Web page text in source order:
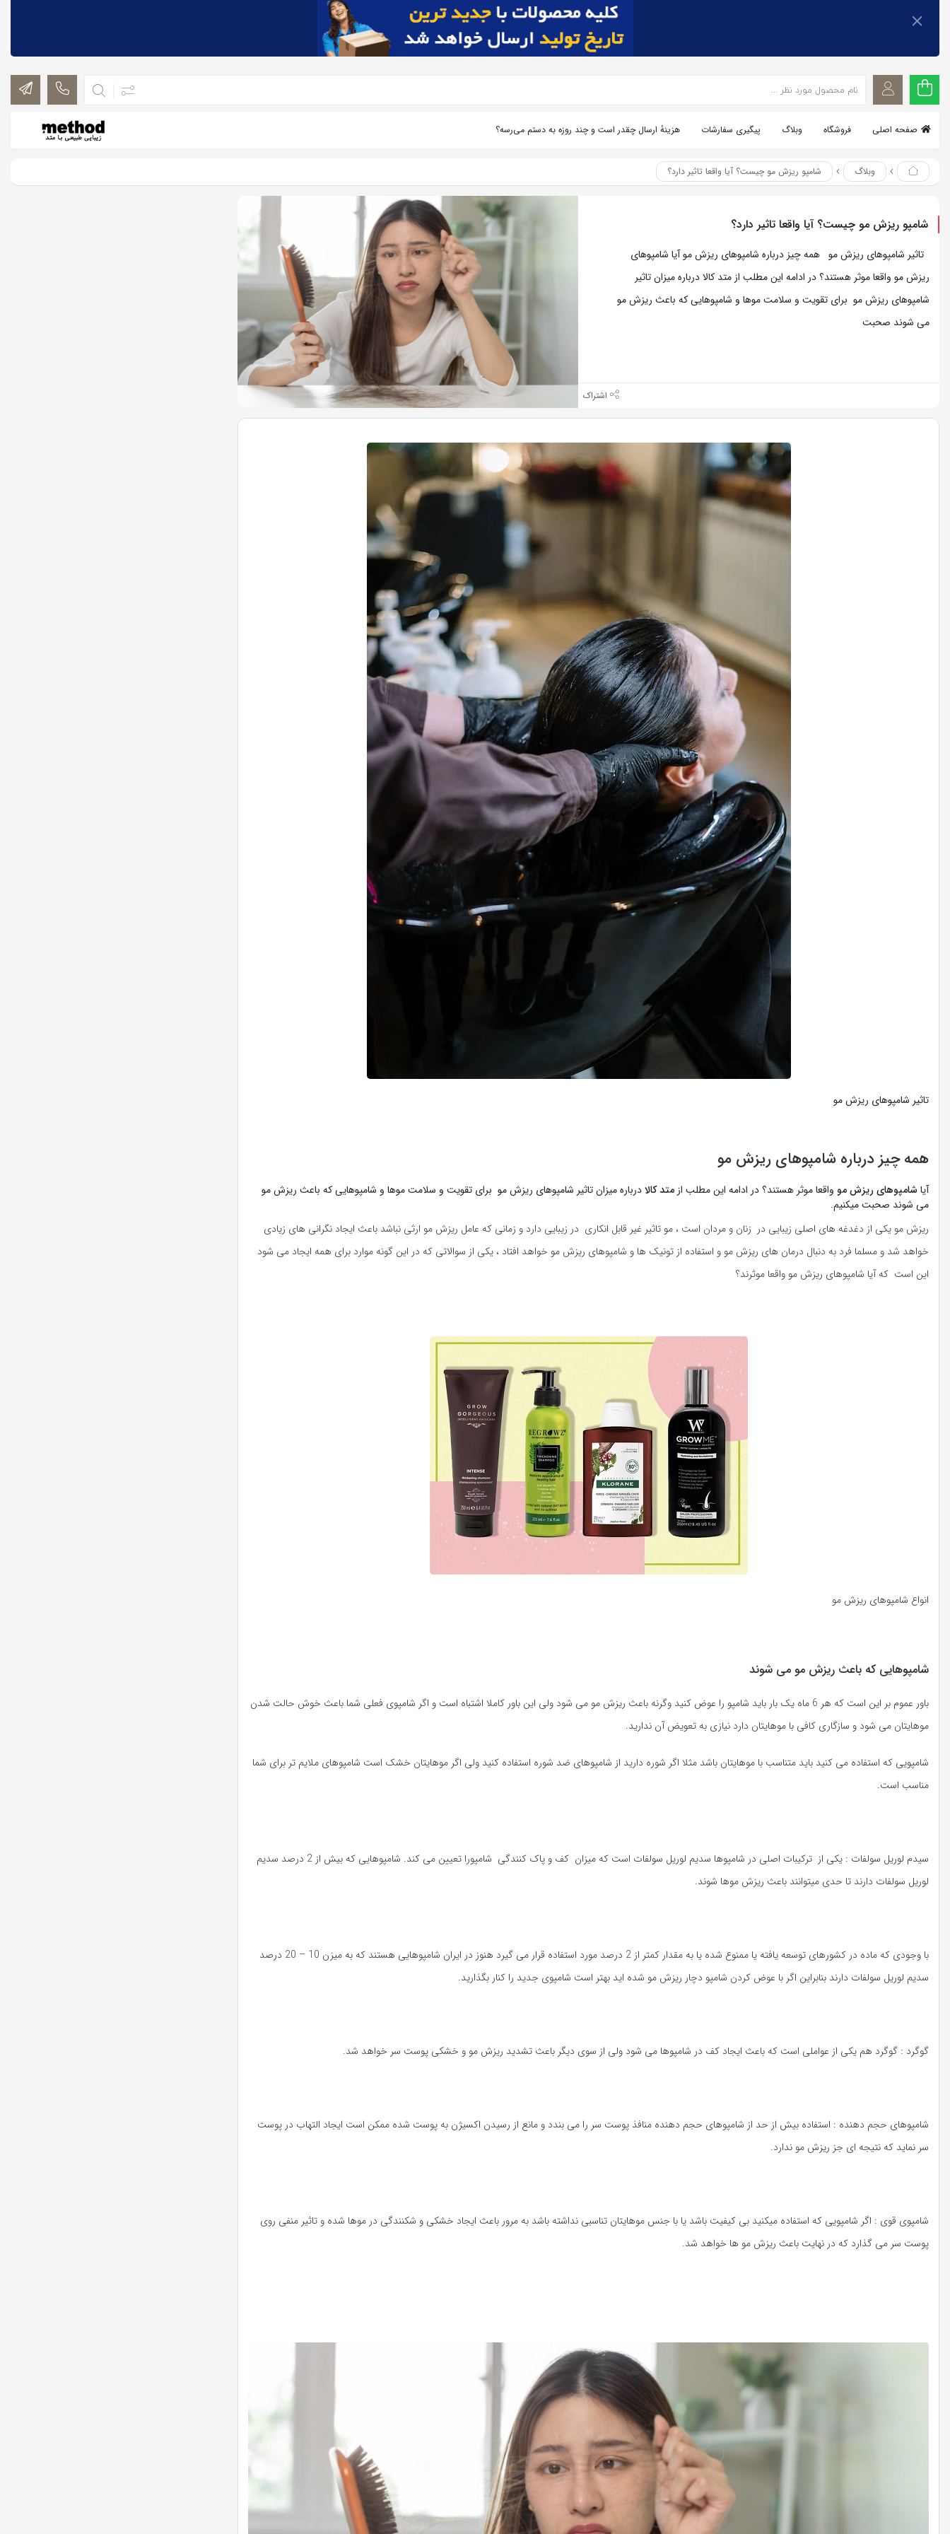
اشتراک گذاری
با استفاده از روش‌های زیر می‌توانید این صفحه را با دوستان خود
به اشتراک بگذارید.
صفحه اصلی
فروشگاه وبلاگ پیگیری سفارشات هزینهٔ ارسال چقدر است و چند روزه به دستم می‌رسه؟
وبلاگ شامپو ریزش مو چیست؟ آیا واقعا تاثیر دارد؟
شامپو ریزش مو چیست؟ آیا واقعا تاثیر دارد؟
تاثیر شامپوهای ریزش مو همه چیز درباره شامپوهای ریزش مو آیا شامپوهای
ریزش مو واقعا موثر هستند؟ در ادامه این مطلب از متد کالا درباره میزان تاثیر
شامپوهای ریزش مو برای تقویت و سلامت موها و شامپوهایی که باعث ریزش مو
می شوند صحبت
اشتراک گذاری
با استفاده از روش‌های زیر می‌توانید این صفحه را با دوستان خود به
اشتراک بگذارید.
تاثیر شامپوهای ریزش مو
همه چیز درباره شامپوهای ریزش مو
آیاشامپوهای ریزش مو واقعا موثر هستند؟ در ادامه این مطلب از متد کالادرباره میزان تاثیر شامپوهای ریزش مو برای تقویت و سلامت موها و شامپوهایی که باعث ریزش مو
می شوند صحبت میکنیم.
ریزش مو یکی از دغدغه های اصلی زیبایی در زنان و مردان است ، مو تاثیر غیر قابل انکاری در زیبایی دارد و زمانی که عامل ریزش مو ارثی نباشد باعث ایجاد نگرانی های زیادی
خواهد شد و مسلما فرد به دنبال درمان های ریزش مو و استفاده از تونیک ها و شامپوهای ریزش مو خواهد افتاد ، یکی از سوالاتی که در این گونه موارد برای همه ایجاد می شود
این است که آیا شامپوهای ریزش مو واقعا موثرند؟
انواع شامپوهای ریزش مو
شامپوهایی که باعث ریزش مو می شوند
باور عموم بر این است که هر 6 ماه یک بار باید شامپو را عوض کنید وگرنه باعث ریزش مو می شود ولی این باور کاملا اشتباه است و اگر شامپوی فعلی شما باعث خوش حالت شدن
موهایتان می شود و سازگاری کافی با موهایتان دارد نیازی به تعویض آن ندارید.
شامپویی که استفاده می کنید باید متناسب با موهایتان باشد مثلا اگر شوره دارید از شامپوهای ضد شوره استفاده کنید ولی اگر موهایتان خشک است شامپوهای ملایم تر برای شما
مناسب است.
سیدم لوریل سولفات : یکی از ترکیبات اصلی در شامپوها سدیم لوریل سولفات است که میزان کف و پاک کنندگی شامپورا تعیین می کند. شامپوهایی که بیش از 2 درصد سدیم
لوریل سولفات دارند تا حدی میتوانند باعث ریزش موها شوند.
با وجودی که ماده در کشورهای توسعه یافته یا ممنوع شده یا به مقدار کمتر از 2 درصد مورد استفاده قرار می گیرد هنوز در ایران شامپوهایی هستند که به میزن 10 – 20 درصد
سدیم لوریل سولفات دارند بنابراین اگر با عوض کردن شامپو دچار ریزش مو شده اید بهتر است شامپوی جدید را کنار بگذارید.
گوگرد : گوگرد هم یکی از عواملی است که باعث ایجاد کف در شامپوها می شود ولی از سوی دیگر باعث تشدید ریزش مو و خشکی پوست سر خواهد شد.
شامپوهای حجم دهنده : استفاده بیش از حد از شامپوهای حجم دهنده منافذ پوست سر را می بندد و مانع از رسیدن اکسیژن به پوست شده ممکن است ایجاد التهاب در پوست
سر نماید که نتیجه ای جز ریزش مو ندارد.
شامپوی قوی : اگر شامپویی که استفاده میکنید بی کیفیت باشد یا با جنس موهایتان تناسبی نداشته باشد به مرور باعث ایجاد خشکی و شکنندگی در موها شده و تاثیر منفی روی
پوست سر می گذارد که در نهایت باعث ریزش مو ها خواهد شد.